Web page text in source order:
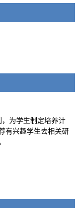
为学生制定培养计
有兴趣学生去相关研